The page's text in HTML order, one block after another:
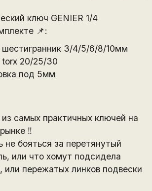
ключ GENIER 1/4
📌:
шестигранник 3/4/5/6/8/10мм
torx 20/25/30
под 5мм
самых практичных ключей на
‼
бояться за перетянутый
или что хомут подсидела
или пережатых линков подвески